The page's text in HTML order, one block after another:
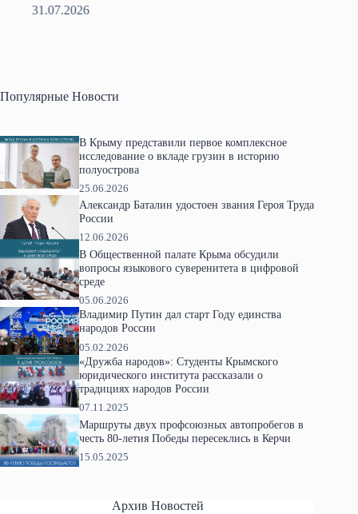
Популярные Новости
В Крыму представили первое комплексное
исследование о вкладе грузин в историю
полуострова
25.06.2026
Александр Баталин удостоен звания Героя Труда
России
12.06.2026
В Общественной палате Крыма обсудили
вопросы языкового суверенитета в цифровой
среде
05.06.2026
Владимир Путин дал старт Году единства
народов России
05.02.2026
«Дружба народов»: Студенты Крымского
юридического института рассказали о
традициях народов России
07.11.2025
Маршруты двух профсоюзных автопробегов в
честь 80-летия Победы пересеклись в Керчи
15.05.2025
Архив Новостей